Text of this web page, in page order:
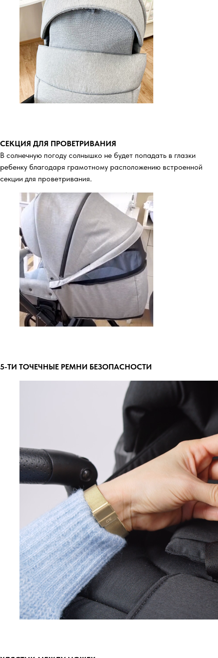
СЕКЦИЯ ДЛЯ ПРОВЕТРИВАНИЯ
В солнечную погоду солнышко не будет попадать в глазки
ребенку благодаря грамотному расположению встроенной
секции для проветривания.
5-ТИ ТОЧЕЧНЫЕ РЕМНИ БЕЗОПАСНОСТИ